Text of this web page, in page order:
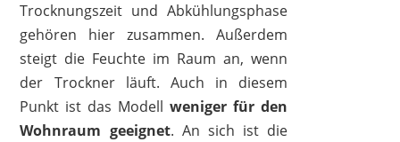
Trocknungszeit und Abkühlungsphase
gehören hier zusammen. Außerdem
steigt die Feuchte im Raum an, wenn
der Trockner läuft. Auch in diesem
Punkt ist das Modellweniger für den
Wohnraum geeignet. An sich ist die